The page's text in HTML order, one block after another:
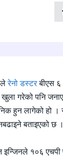
रेनो डस्टरबीएस ६
गरेको पनि
हुन लागेको हो ।
बताइएको छ ।
१०६